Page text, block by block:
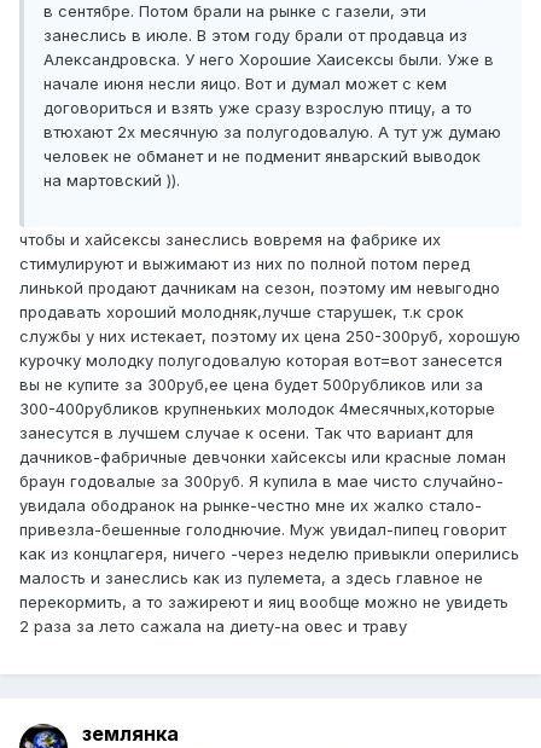
в сентябре. Потом брали на рынке с газели, эти
занеслись в июле. В этом году брали от продавца из
Александровска. У него Хорошие Хаисексы были. Уже в
начале июня несли яицо. Вот и думал может с кем
договориться и взять уже сразу взрослую птицу, а то
втюхают 2х месячную за полугодовалую. А тут уж думаю
человек не обманет и не подменит январский выводок
на мартовский )).
чтобы и хайсексы занеслись вовремя на фабрике их
стимулируют и выжимают из них по полной потом перед
линькой продают дачникам на сезон, поэтому им невыгодно
продавать хороший молодняк,лучше старушек, т.к срок
службы у них истекает, поэтому их цена 250-300руб, хорошую
курочку молодку полугодовалую которая вот=вот занесется
вы не купите за 300руб,ее цена будет 500рубликов или за
300-400рубликов крупненьких молодок 4месячных,которые
занесутся в лучшем случае к осени. Так что вариант для
дачников-фабричные девчонки хайсексы или красные ломан
браун годовалые за 300руб. Я купила в мае чисто случайно-
увидала ободранок на рынке-честно мне их жалко стало-
привезла-бешенные голоднючие. Муж увидал-пипец говорит
как из концлагеря, ничего -через неделю привыкли оперились
малость и занеслись как из пулемета, а здесь главное не
перекормить, а то зажиреют и яиц вообще можно не увидеть
2 раза за лето сажала на диету-на овес и траву
землянка